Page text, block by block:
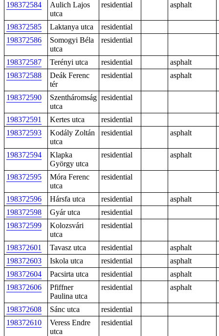
198372584
Aulich Lajos
utca
residential asphalt
198372585 Laktanya utca
residential
198372586
Somogyi Béla
utca
residential
198372587 Terényi utca residential
asphalt
198372588
Deák Ferenc
tér
residential asphalt
198372590
Szentháromság
utca
residential
198372591 Kertes utca
residential
198372593
Kodály Zoltán
utca
residential asphalt
198372594
Klapka
György utca
residential asphalt
198372595
Móra Ferenc
utca
residential
198372596 Hársfa utca residential
asphalt
198372598
Gyár utca
residential
198372599
Kolozsvári
utca
residential
198372601 Tavasz utca residential
asphalt
198372603
Iskola utca residential
asphalt
198372604
Pacsirta utca residential
asphalt
198372606
Pfiffner
Paulina utca
residential asphalt
198372608 Sánc utca
residential
198372610
Veress Endre
utca
residential